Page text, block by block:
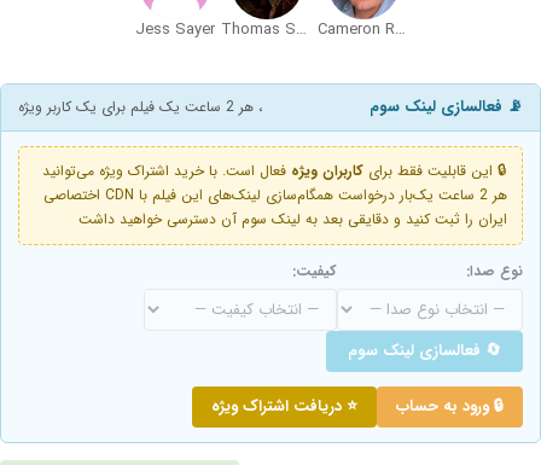
Cameron Rhodes
Thomas Sainsbury
Jess Sayer
📡 فعالسازی لینک سوم ، هر 2 ساعت یک فیلم برای یک کاربر ویژه
🔒 این قابلیت فقط برای کاربران ویژه فعال است. با خرید اشتراک ویژه می‌توانید
هر 2 ساعت یک‌بار درخواست همگام‌سازی لینک‌های این فیلم با CDN اختصاصی
ایران را ثبت کنید و دقایقی بعد به لینک سوم آن دسترسی خواهید داشت
نوع صدا: کیفیت:
🔄 فعالسازی لینک سوم
🔒 ورود به حساب ⭐ دریافت اشتراک ویژه